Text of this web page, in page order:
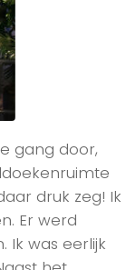
gang door,
druk zeg! Ik
Er werd
Ik was eerlijk